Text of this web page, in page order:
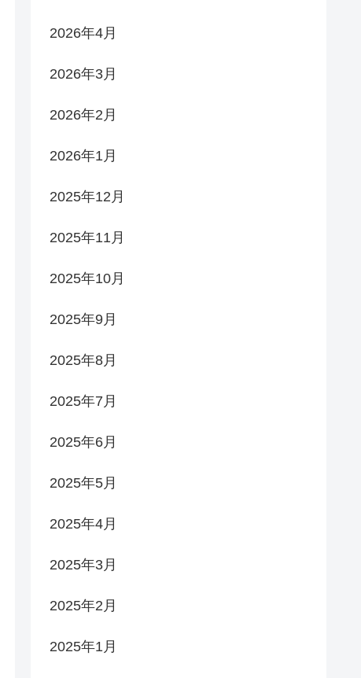
2026年4月
2026年3月
2026年2月
2026年1月
2025年12月
2025年11月
2025年10月
2025年9月
2025年8月
2025年7月
2025年6月
2025年5月
2025年4月
2025年3月
2025年2月
2025年1月